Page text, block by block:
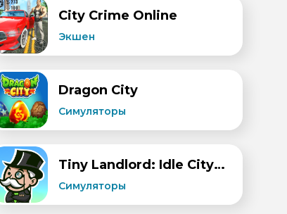
City Crime Online
Экшен
Dragon City
Симуляторы
Tiny Landlord: Idle City Sim
Симуляторы